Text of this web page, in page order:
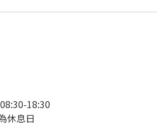
18:30
休息日